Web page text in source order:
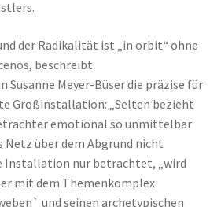
der Radikalität ist „in orbit“ ohne
beschreibt
Meyer-Büser die präzise für
Großinstallation: „Selten bezieht
emotional so unmittelbar
Netz über dem Abgrund nicht
Installation nur betrachtet, „wird
mit dem Themenkomplex
und seinen archetypischen